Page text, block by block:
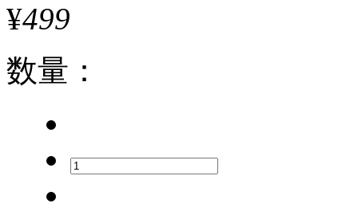
¥499
数量 ：